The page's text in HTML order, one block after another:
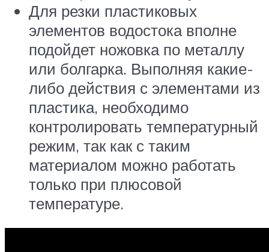
Для резки пластиковых
элементов водостока вполне
подойдет ножовка по металлу
или болгарка. Выполняя какие-
либо действия с элементами из
пластика, необходимо
контролировать температурный
режим, так как с таким
материалом можно работать
только при плюсовой
температуре.